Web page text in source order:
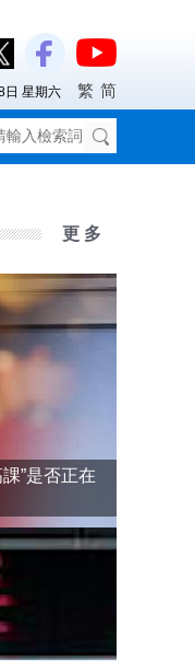
日 星期六 繁 简
更 多
”是否正在